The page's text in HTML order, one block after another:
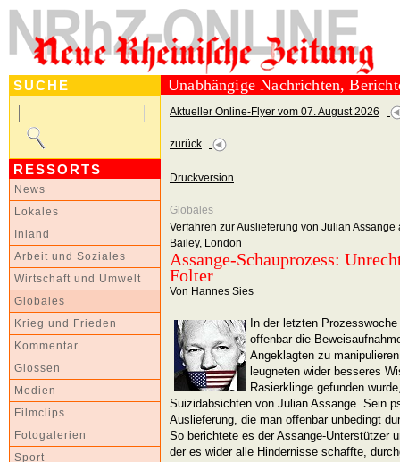
SUCHE
RESSORTS
News
Lokales
Inland
Arbeit und Soziales
Wirtschaft und Umwelt
Globales
Krieg und Frieden
Kommentar
Glossen
Medien
Filmclips
Fotogalerien
Sport
Unabhängige Nachrichten,
Aktueller Online-Flyer vom 07. August 2026
zurück
Druckversion
Globales
Verfahren zur Auslieferung von Julian
Bailey, London
Assange-Schauprozess:
Folter
Von Hannes Sies
In der letzten
offenbar die
Angeklagten zu
leugneten wider besseres
Rasierklinge gefunden
Suizidabsichten von Julian Assange. Sein
Auslieferung, die man offenbar unbedingt
So berichtete es der Assange-Unterstützer
der es wider alle Hindernisse schaffte,